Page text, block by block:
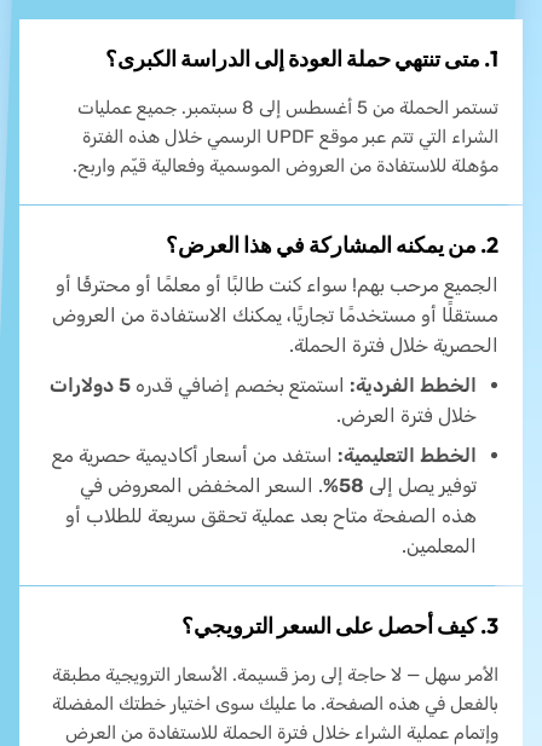
1. متى تنتهي حملة العودة إلى الدراسة الكبرى؟
تستمر الحملة من 5 أغسطس إلى 8 سبتمبر. جميع عمليات
الشراء التي تتم عبر موقع UPDF الرسمي خلال هذه الفترة
مؤهلة للاستفادة من العروض الموسمية وفعالية قيّم واربح.
2. من يمكنه المشاركة في هذا العرض؟
الجميع مرحب بهم! سواء كنت طالبًا أو معلمًا أو محترفًا أو
مستقلًا أو مستخدمًا تجاريًا، يمكنك الاستفادة من العروض
الحصرية خلال فترة الحملة.
الخطط الفردية: استمتع بخصم إضافي قدره 5 دولارات
خلال فترة العرض.
الخطط التعليمية: استفد من أسعار أكاديمية حصرية مع
توفير يصل إلى 58%
. السعر المخفض المعروض في
هذه الصفحة متاح بعد عملية تحقق سريعة للطلاب أو
المعلمين.
3. كيف أحصل على السعر الترويجي؟
الأمر سهل — لا حاجة إلى رمز قسيمة. الأسعار الترويجية مطبقة
بالفعل في هذه الصفحة. ما عليك سوى اختيار خطتك المفضلة
وإتمام عملية الشراء خلال فترة الحملة للاستفادة من العرض